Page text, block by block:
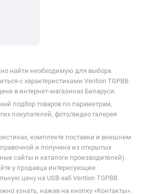
найти необходимую для выбора
с характеристиками Vention TGPBB
в интернет-магазинах Беларуси.
подбор товаров по параметрам,
покупателей, фото/видео галерея
комплекте поставки и внешнем
и получена из открытых
сайты и каталоги производителей).
у продавца интересующие
цену на USB-хаб Vention TGPBB.
узнать, нажав на кнопку «Контакты».